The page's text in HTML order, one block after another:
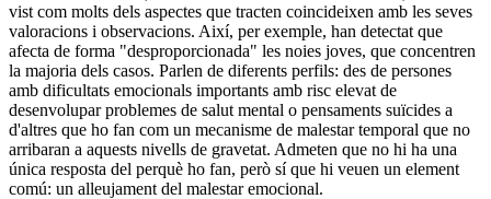
vist com molts dels aspectes que tracten coincideixen amb les seves
valoracions i observacions. Així, per exemple, han detectat que
afecta de forma "desproporcionada" les noies joves, que concentren
la majoria dels casos. Parlen de diferents perfils: des de persones
amb dificultats emocionals importants amb risc elevat de
desenvolupar problemes de salut mental o pensaments suïcides a
d'altres que ho fan com un mecanisme de malestar temporal que no
arribaran a aquests nivells de gravetat. Admeten que no hi ha una
única resposta del perquè ho fan, però sí que hi veuen un element
comú: un alleujament del malestar emocional.